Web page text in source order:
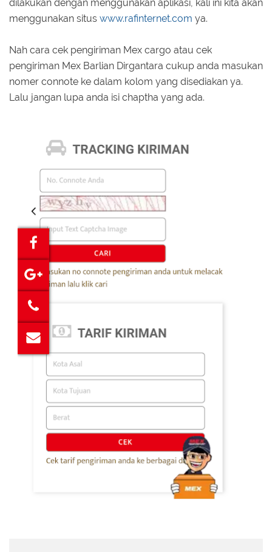
dilakukan dengan menggunakan aplikasi, kali ini kita akan
menggunakan situs www.rafinternet.com ya.
Nah cara cek pengiriman Mex cargo atau cek
pengiriman Mex Barlian Dirgantara cukup anda masukan
nomer connote ke dalam kolom yang disediakan ya.
Lalu jangan lupa anda isi chaptha yang ada.